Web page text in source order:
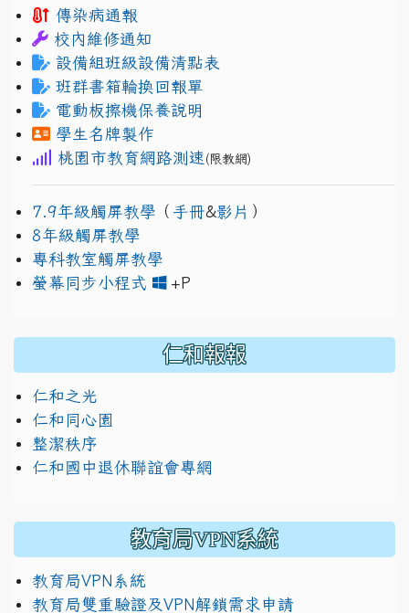
傳染病通報
校內維修通知
設備組班級設備清點表
班群書箱輪換回報單
電動板擦機保養說明
學生名牌製作
桃園市教育網路測速 (限教網)
7.9年級觸屏教學 （ 手冊&影片 ）
8年級觸屏教學
專科教室觸屏教學
螢幕同步小程式
+P
仁和報報
仁和之光
仁和同心園
整潔秩序
仁和國中退休聯誼會專網
教育局VPN系統
教育局VPN系統
教育局雙重驗證及VPN解鎖需求申請